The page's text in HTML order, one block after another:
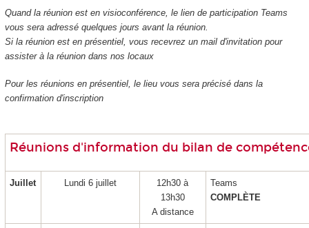
Quand la réunion est en visioconférence, le lien de participation Teams
vous sera adressé quelques jours avant la réunion.
Si la réunion est en présentiel, vous recevrez un mail d'invitation pour
assister à la réunion dans nos locaux
Pour les réunions en présentiel, le lieu vous sera précisé dans la
confirmation d'inscription
Réunions d'information du bilan de
Juillet Lundi 6 juillet
12h30 à
13h30
A distance
Teams
COMPLÈTE